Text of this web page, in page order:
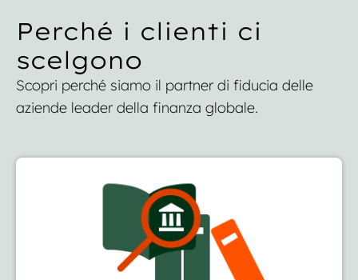
Perché i clienti ci
scelgono
Scopri perché siamo il partner di fiducia delle
aziende leader della finanza globale.